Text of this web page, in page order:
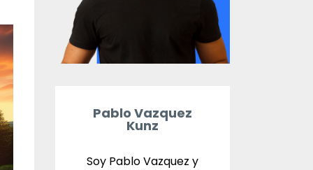
Pablo Vazquez
Kunz
Soy Pablo Vazquez y